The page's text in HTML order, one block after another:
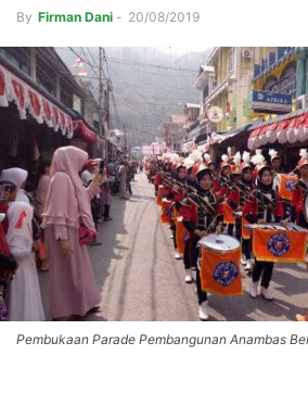
By Firman Dani - 20/08/2019
Pembukaan Parade Pembangunan Anambas